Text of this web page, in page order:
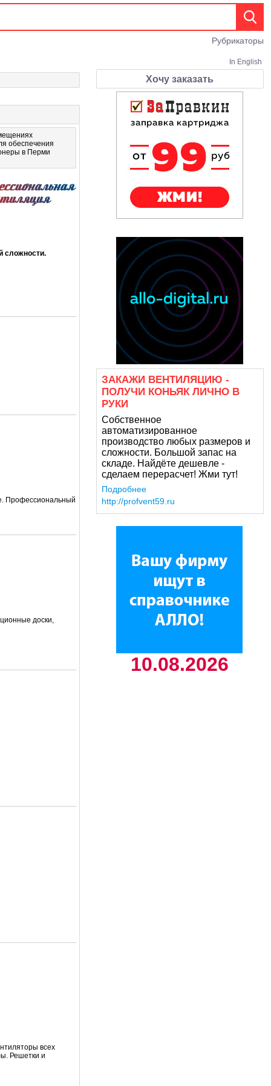
Рубрикаторы
In English
обеспечения
в Перми
сложности.
Профессиональный
доски,
всех
Решетки и
Хочу заказать
ЗАКАЖИ ВЕНТИЛЯЦИЮ -
ПОЛУЧИ КОНЬЯК ЛИЧНО В
РУКИ
Собственное
автоматизированное
производство любых размеров и
сложности. Большой запас на
складе. Найдёте дешевле -
сделаем перерасчет! Жми тут!
Подробнее
http://profvent59.ru
10.08.2026